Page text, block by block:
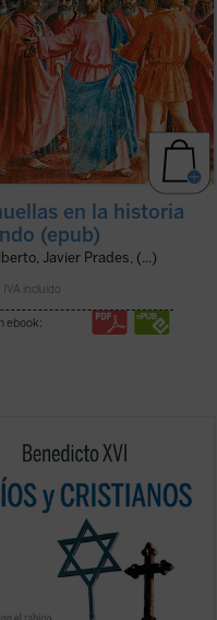
en la historia
(epub)
Javier Prades, (...)
IVA incluido
ebook:
de este libro son un
como un eco de un mundo
un joven rabino que vive en la
vez más secular y dispersiva
XXI. Es una apasionante
de escritos, ...(ver ficha)